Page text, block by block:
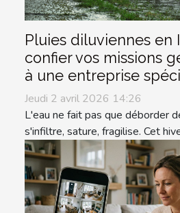
Pluies diluviennes en
confier vos missions
à une entreprise
Jeudi 2 avril 2026 14:26
L'eau ne fait pas que déborder
s'infiltre, sature, fragilise. Cet